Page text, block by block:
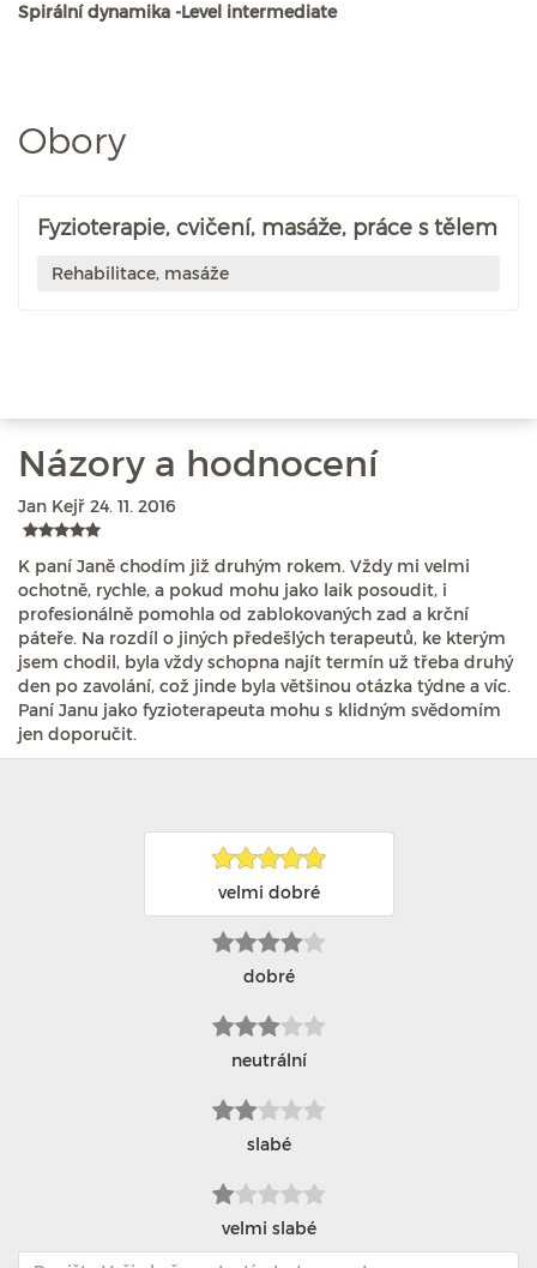
Spirální dynamika -Level intermediate
Obory
Fyzioterapie, cvičení, masáže, práce s tělem
Rehabilitace, masáže
Názory a hodnocení
Jan Kejř 24. 11. 2016
K paní Janě chodím již druhým rokem. Vždy mi velmi
ochotně, rychle, a pokud mohu jako laik posoudit, i
profesionálně pomohla od zablokovaných zad a krční
páteře. Na rozdíl o jiných předešlých terapeutů, ke kterým
jsem chodil, byla vždy schopna najít termín už třeba druhý
den po zavolání, což jinde byla většinou otázka týdne a víc.
Paní Janu jako fyzioterapeuta mohu s klidným svědomím
jen doporučit.
velmi dobré
dobré
neutrální
slabé
velmi slabé